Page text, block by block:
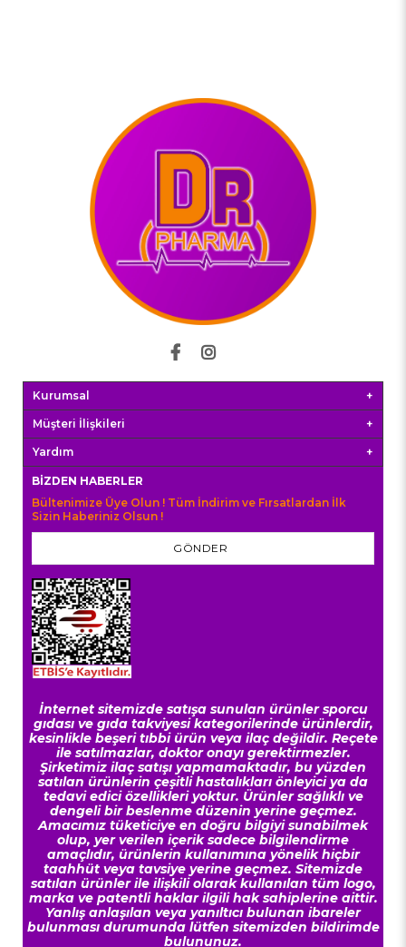
Kurumsal
Müşteri İlişkileri
Yardım
BIZDEN HABERLER
Bültenimize Üye Olun ! Tüm İndirim ve Fırsatlardan İlk
Sizin Haberiniz Olsun !
GÖNDER
İnternet sitemizde satışa sunulan ürünler sporcu
gıdası ve gıda takviyesi kategorilerinde ürünlerdir,
kesinlikle beşeri tıbbi ürün veya ilaç değildir. Reçete
ile satılmazlar, doktor onayı gerektirmezler.
Şirketimiz ilaç satışı yapmamaktadır, bu yüzden
satılan ürünlerin çeşitli hastalıkları önleyici ya da
tedavi edici özellikleri yoktur. Ürünler sağlıklı ve
dengeli bir beslenme düzenin yerine geçmez.
Amacımız tüketiciye en doğru bilgiyi sunabilmek
olup, yer verilen içerik sadece bilgilendirme
amaçlıdır, ürünlerin kullanımına yönelik hiçbir
taahhüt veya tavsiye yerine geçmez. Sitemizde
satılan ürünler ile ilişkili olarak kullanılan tüm logo,
marka ve patentli haklar ilgili hak sahiplerine aittir.
Yanlış anlaşılan veya yanıltıcı bulunan ibareler
bulunması durumunda lütfen sitemizden bildirimde
bulununuz.